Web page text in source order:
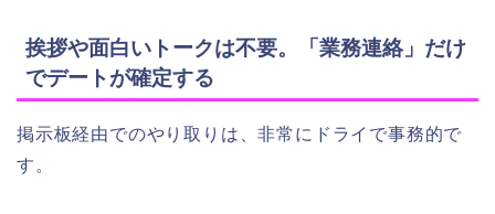
挨拶や面白いトークは不要。「業務連絡」だけ
でデートが確定する
掲示板経由でのやり取りは、非常にドライで事務的で
す。